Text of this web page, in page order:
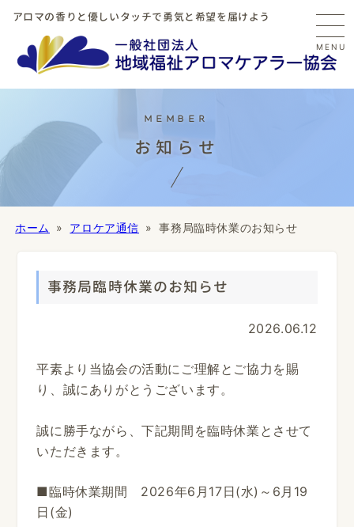
アロマの香りと優しいタッチで勇気と希望を届けよう
MENU
お知らせ
ホーム アロケア通信 事務局臨時休業のお知らせ
事務局臨時休業のお知らせ
2026.06.12
平素より当協会の活動にご理解とご協力を賜
り、誠にありがとうございます。
誠に勝手ながら、下記期間を臨時休業とさせて
いただきます。
■臨時休業期間 2026年6月17日(水)～6月19
日(金)